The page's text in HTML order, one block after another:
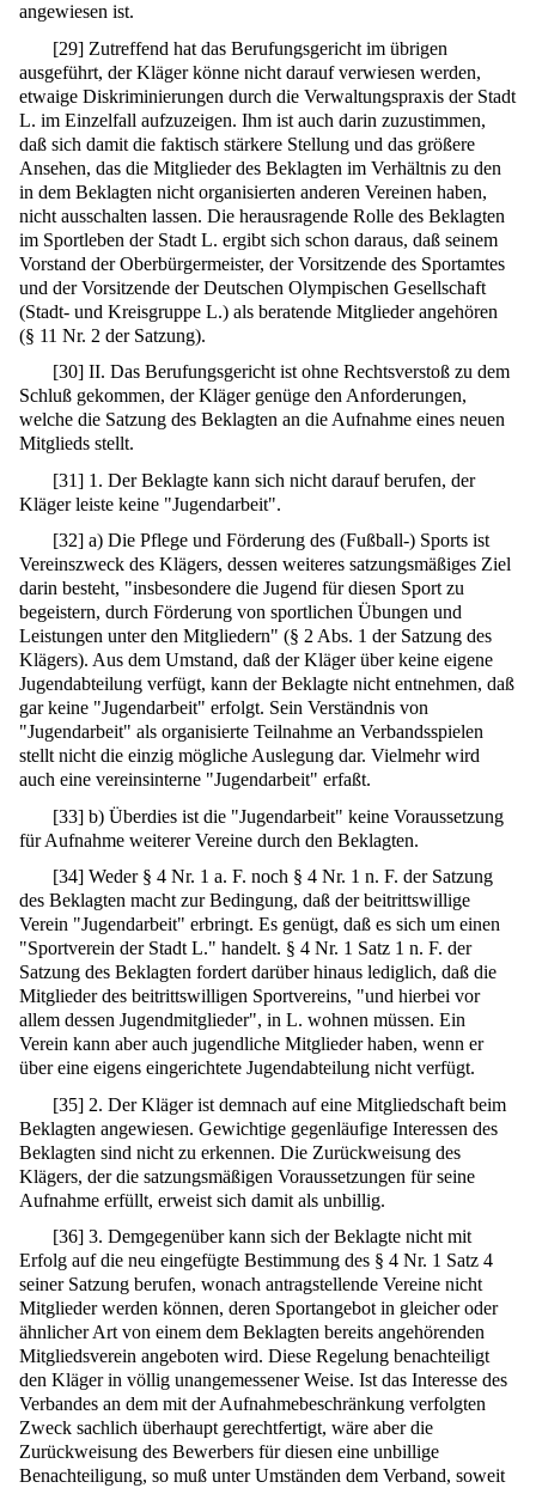
angewiesen ist.
[29] Zutreffend hat das Berufungsgericht im übrigen
ausgeführt, der Kläger könne nicht darauf verwiesen werden,
etwaige Diskriminierungen durch die Verwaltungspraxis der Stadt
L. im Einzelfall aufzuzeigen. Ihm ist auch darin zuzustimmen,
daß sich damit die faktisch stärkere Stellung und das größere
Ansehen, das die Mitglieder des Beklagten im Verhältnis zu den
in dem Beklagten nicht organisierten anderen Vereinen haben,
nicht ausschalten lassen. Die herausragende Rolle des Beklagten
im Sportleben der Stadt L. ergibt sich schon daraus, daß seinem
Vorstand der Oberbürgermeister, der Vorsitzende des Sportamtes
und der Vorsitzende der Deutschen Olympischen Gesellschaft
(Stadt- und Kreisgruppe L.) als beratende Mitglieder angehören
(§ 11 Nr. 2 der Satzung).
[30] II. Das Berufungsgericht ist ohne Rechtsverstoß zu dem
Schluß gekommen, der Kläger genüge den Anforderungen,
welche die Satzung des Beklagten an die Aufnahme eines neuen
Mitglieds stellt.
[31] 1. Der Beklagte kann sich nicht darauf berufen, der
Kläger leiste keine "Jugendarbeit".
[32] a) Die Pflege und Förderung des (Fußball-) Sports ist
Vereinszweck des Klägers, dessen weiteres satzungsmäßiges Ziel
darin besteht, "insbesondere die Jugend für diesen Sport zu
begeistern, durch Förderung von sportlichen Übungen und
Leistungen unter den Mitgliedern" (§ 2 Abs. 1 der Satzung des
Klägers). Aus dem Umstand, daß der Kläger über keine eigene
Jugendabteilung verfügt, kann der Beklagte nicht entnehmen, daß
gar keine "Jugendarbeit" erfolgt. Sein Verständnis von
"Jugendarbeit" als organisierte Teilnahme an Verbandsspielen
stellt nicht die einzig mögliche Auslegung dar. Vielmehr wird
auch eine vereinsinterne "Jugendarbeit" erfaßt.
[33] b) Überdies ist die "Jugendarbeit" keine Voraussetzung
für Aufnahme weiterer Vereine durch den Beklagten.
[34] Weder § 4 Nr. 1 a. F. noch § 4 Nr. 1 n. F. der Satzung
des Beklagten macht zur Bedingung, daß der beitrittswillige
Verein "Jugendarbeit" erbringt. Es genügt, daß es sich um einen
"Sportverein der Stadt L." handelt. § 4 Nr. 1 Satz 1 n. F. der
Satzung des Beklagten fordert darüber hinaus lediglich, daß die
Mitglieder des beitrittswilligen Sportvereins, "und hierbei vor
allem dessen Jugendmitglieder", in L. wohnen müssen. Ein
Verein kann aber auch jugendliche Mitglieder haben, wenn er
über eine eigens eingerichtete Jugendabteilung nicht verfügt.
[35] 2. Der Kläger ist demnach auf eine Mitgliedschaft beim
Beklagten angewiesen. Gewichtige gegenläufige Interessen des
Beklagten sind nicht zu erkennen. Die Zurückweisung des
Klägers, der die satzungsmäßigen Voraussetzungen für seine
Aufnahme erfüllt, erweist sich damit als unbillig.
[36] 3. Demgegenüber kann sich der Beklagte nicht mit
Erfolg auf die neu eingefügte Bestimmung des § 4 Nr. 1 Satz 4
seiner Satzung berufen, wonach antragstellende Vereine nicht
Mitglieder werden können, deren Sportangebot in gleicher oder
ähnlicher Art von einem dem Beklagten bereits angehörenden
Mitgliedsverein angeboten wird. Diese Regelung benachteiligt
den Kläger in völlig unangemessener Weise. Ist das Interesse des
Verbandes an dem mit der Aufnahmebeschränkung verfolgten
Zweck sachlich überhaupt gerechtfertigt, wäre aber die
Zurückweisung des Bewerbers für diesen eine unbillige
Benachteiligung, so muß unter Umständen dem Verband, soweit